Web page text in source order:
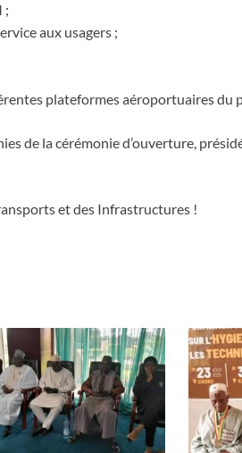
;
aux usagers ;
plateformes aéroportuaires du
de la cérémonie d’ouverture,
et des Infrastructures !